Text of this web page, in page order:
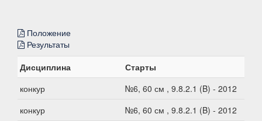
Положение
Результаты
Дисциплина
Старты
конкур
№6, 60 см , 9.8.2.1 (B) - 2012
конкур
№6, 60 см , 9.8.2.1 (B) - 2012